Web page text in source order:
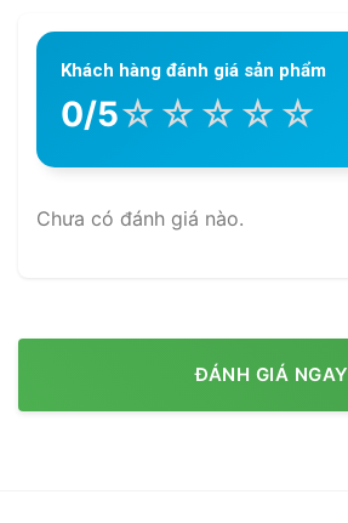
Khách hàng đánh giá sản phẩm
0/5☆ ☆ ☆ ☆ ☆
Chưa có đánh giá nào.
ĐÁNH GIÁ NGAY